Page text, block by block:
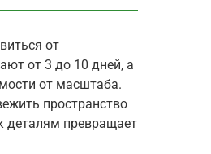
от
от 3 до 10 дней, а
от масштаба.
пространство
деталям превращает